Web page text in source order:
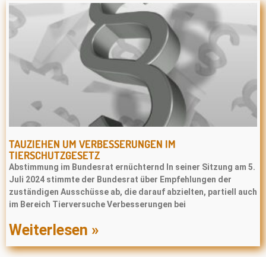
TAUZIEHEN UM VERBESSERUNGEN IM
TIERSCHUTZGESETZ
Abstimmung im Bundesrat ernüchternd In seiner Sitzung am 5.
Juli 2024 stimmte der Bundesrat über Empfehlungen der
zuständigen Ausschüsse ab, die darauf abzielten, partiell auch
im Bereich Tierversuche Verbesserungen bei
Weiterlesen »